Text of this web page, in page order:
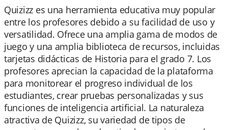
Quizizz es una herramienta educativa muy popular
entre los profesores debido a su facilidad de uso y
versatilidad. Ofrece una amplia gama de modos de
juego y una amplia biblioteca de recursos, incluidas
tarjetas didácticas de Historia para el grado 7. Los
profesores aprecian la capacidad de la plataforma
para monitorear el progreso individual de los
estudiantes, crear pruebas personalizadas y sus
funciones de inteligencia artificial. La naturaleza
atractiva de Quizizz, su variedad de tipos de